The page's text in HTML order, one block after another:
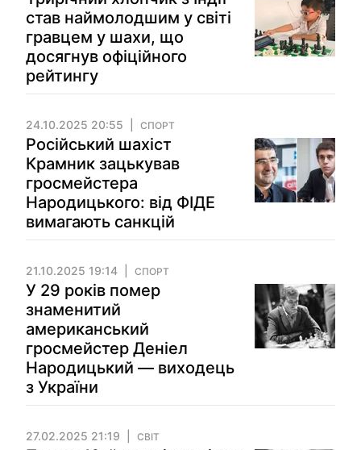
став наймолодшим у світі
гравцем у шахи, що
досягнув офіційного
рейтингу
24.10.2025 20:55 СПОРТ
Російський шахіст
Крамник зацькував
гросмейстера
Народицького: від ФІДЕ
вимагають санкцій
21.10.2025 19:14 СПОРТ
У 29 років помер
знаменитий
американський
гросмейстер Деніел
Народицький — виходець
з України
27.02.2025 21:19 СВІТ